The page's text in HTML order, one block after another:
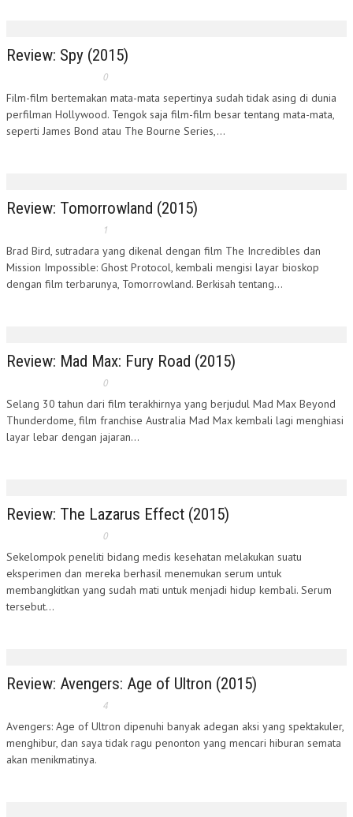
Review: Spy (2015)
0
Film-film bertemakan mata-mata sepertinya sudah tidak asing di dunia
perfilman Hollywood. Tengok saja film-film besar tentang mata-mata,
seperti James Bond atau The Bourne Series,...
Review: Tomorrowland (2015)
1
Brad Bird, sutradara yang dikenal dengan film The Incredibles dan
Mission Impossible: Ghost Protocol, kembali mengisi layar bioskop
dengan film terbarunya, Tomorrowland. Berkisah tentang...
Review: Mad Max: Fury Road (2015)
0
Selang 30 tahun dari film terakhirnya yang berjudul Mad Max Beyond
Thunderdome, film franchise Australia Mad Max kembali lagi menghiasi
layar lebar dengan jajaran...
Review: The Lazarus Effect (2015)
0
Sekelompok peneliti bidang medis kesehatan melakukan suatu
eksperimen dan mereka berhasil menemukan serum untuk
membangkitkan yang sudah mati untuk menjadi hidup kembali. Serum
tersebut...
Review: Avengers: Age of Ultron (2015)
4
Avengers: Age of Ultron dipenuhi banyak adegan aksi yang spektakuler,
menghibur, dan saya tidak ragu penonton yang mencari hiburan semata
akan menikmatinya.